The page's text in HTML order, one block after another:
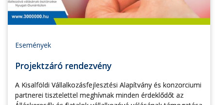
Események
Projektzáró rendezvény
A Kisalföldi Vállalkozásfejlesztési Alapítvány és konzorciumi
partnerei tisztelettel meghívnak minden érdeklődőt az